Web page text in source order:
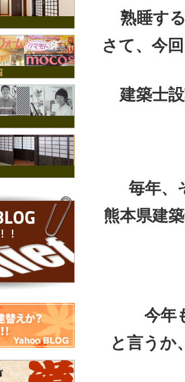
熟睡す
さて、今
建築士
毎年、
熊本県建
今年
と言うか